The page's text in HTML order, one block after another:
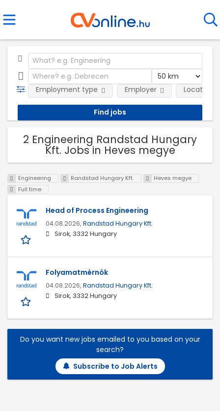
Employment type Employer Location
2 Engineering Randstad Hungary
Kft. Jobs in Heves megye
Engineering Randstad Hungary Kft.
Heves megye
Full time
Head of Process Engineering
04.08.2026, Randstad Hungary Kft.
Sirok, 3332 Hungary
Folyamatmérnök
04.08.2026, Randstad Hungary Kft.
Sirok, 3332 Hungary
Do you want new jobs emailed to you based on your
search?
Subscribe to Job Alerts